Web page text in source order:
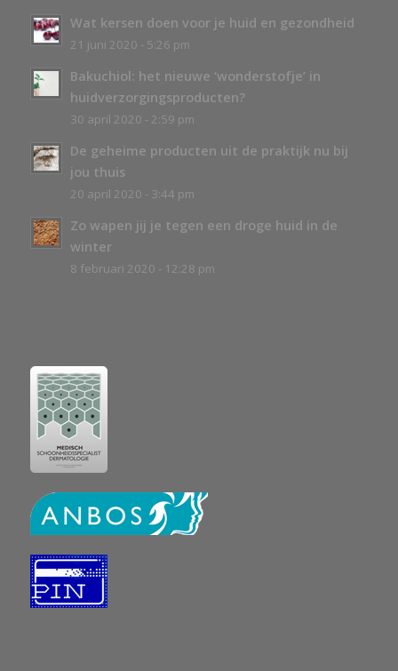
Wat kersen doen voor je huid en gezondheid
21 juni 2020 - 5:26 pm
Bakuchiol: het nieuwe ‘wonderstofje’ in
huidverzorgingsproducten?
30 april 2020 - 2:59 pm
De geheime producten uit de praktijk nu bij
jou thuis
20 april 2020 - 3:44 pm
Zo wapen jij je tegen een droge huid in de
winter
8 februari 2020 - 12:28 pm